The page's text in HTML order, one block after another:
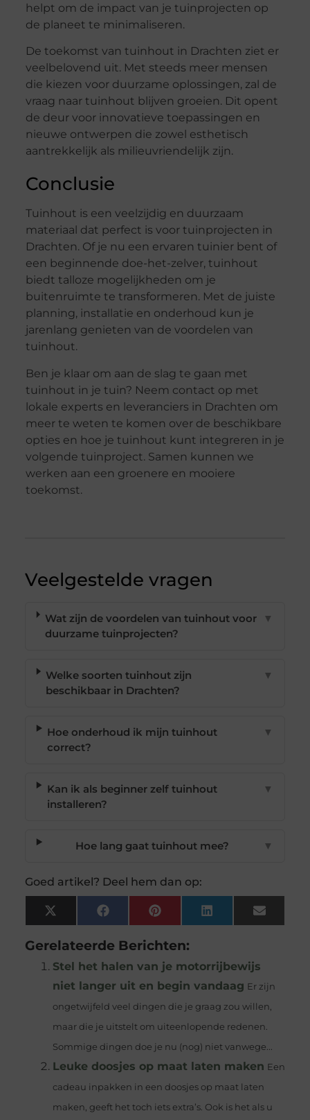
helpt om de impact van je tuinprojecten op
de planeet te minimaliseren.
De toekomst van tuinhout in Drachten ziet er
veelbelovend uit. Met steeds meer mensen
die kiezen voor duurzame oplossingen, zal de
vraag naar tuinhout blijven groeien. Dit opent
de deur voor innovatieve toepassingen en
nieuwe ontwerpen die zowel esthetisch
aantrekkelijk als milieuvriendelijk zijn.
Conclusie
Tuinhout is een veelzijdig en duurzaam
materiaal dat perfect is voor tuinprojecten in
Drachten. Of je nu een ervaren tuinier bent of
een beginnende doe-het-zelver, tuinhout
biedt talloze mogelijkheden om je
buitenruimte te transformeren. Met de juiste
planning, installatie en onderhoud kun je
jarenlang genieten van de voordelen van
tuinhout.
Ben je klaar om aan de slag te gaan met
tuinhout in je tuin? Neem contact op met
lokale experts en leveranciers in Drachten om
meer te weten te komen over de beschikbare
opties en hoe je tuinhout kunt integreren in je
volgende tuinproject. Samen kunnen we
werken aan een groenere en mooiere
toekomst.
Veelgestelde vragen
Wat zijn de voordelen van tuinhout voor
duurzame tuinprojecten?
▼
Welke soorten tuinhout zijn
beschikbaar in Drachten?
▼
Hoe onderhoud ik mijn tuinhout
correct?
▼
Kan ik als beginner zelf tuinhout
installeren?
▼
Hoe lang gaat tuinhout mee? ▼
Goed artikel? Deel hem dan op:
X
(Twitter)
FacebookPinterest LinkedIn Email
Gerelateerde Berichten:
Stel het halen van je motorrijbewijs
niet langer uit en begin vandaag Er zijn
ongetwijfeld veel dingen die je graag zou willen,
maar die je uitstelt om uiteenlopende redenen.
Sommige dingen doe je nu (nog) niet vanwege...
Leuke doosjes op maat laten maken Een
cadeau inpakken in een doosjes op maat laten
maken, geeft het toch iets extra’s. Ook is het als u